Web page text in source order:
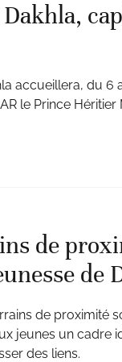
accueillera, du 6
le Prince
de
de
de proximité
jeunes un cadre
des liens.